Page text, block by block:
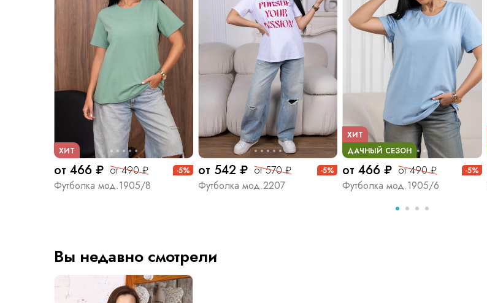
ХИТ
от 466 ₽ от 490 ₽ -5%
Футболка мод.1905/8
от 542 ₽ от 570 ₽ -5%
Футболка мод.2207
ДАЧНЫЙ СЕЗОН
ХИТ
от 466 ₽ от 490 ₽ -5%
Футболка мод.1905/6
Вы недавно смотрели